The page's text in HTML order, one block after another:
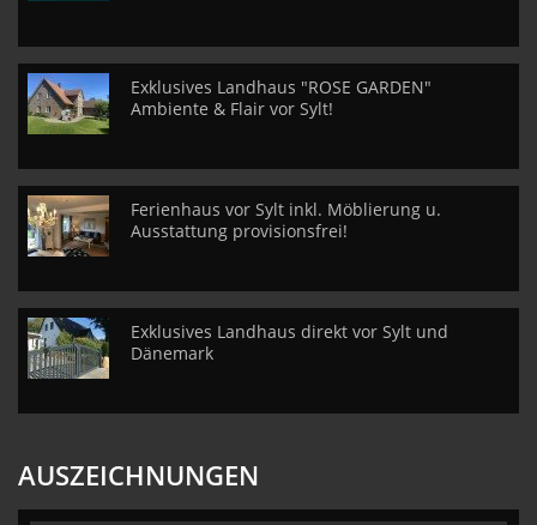
Exklusives Landhaus "ROSE GARDEN"
Ambiente & Flair vor Sylt!
Ferienhaus vor Sylt inkl. Möblierung u.
Ausstattung provisionsfrei!
Exklusives Landhaus direkt vor Sylt und
Dänemark
AUSZEICHNUNGEN